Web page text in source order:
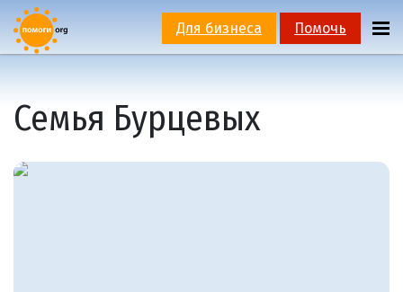
Для бизнеса Помочь
Семья Бурцевых